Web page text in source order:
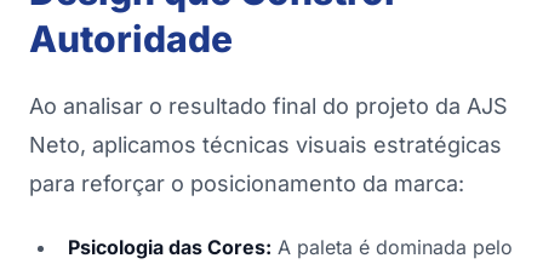
Autoridade
Ao analisar o resultado final do projeto da AJS
Neto, aplicamos técnicas visuais estratégicas
para reforçar o posicionamento da marca:
Psicologia das Cores: A paleta é dominada pelo